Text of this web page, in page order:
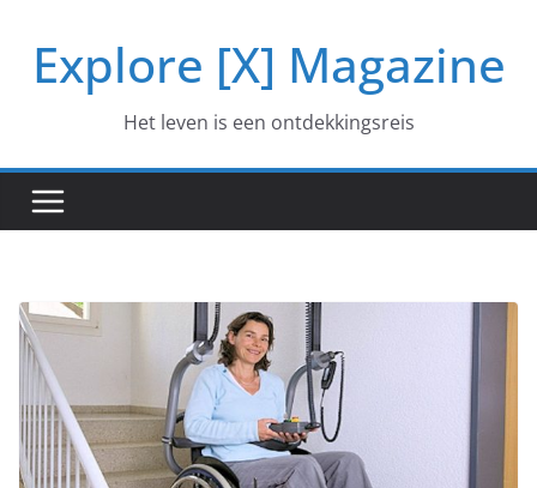
naarExplore [X] Magazine
Het leven is een ontdekkingsreis